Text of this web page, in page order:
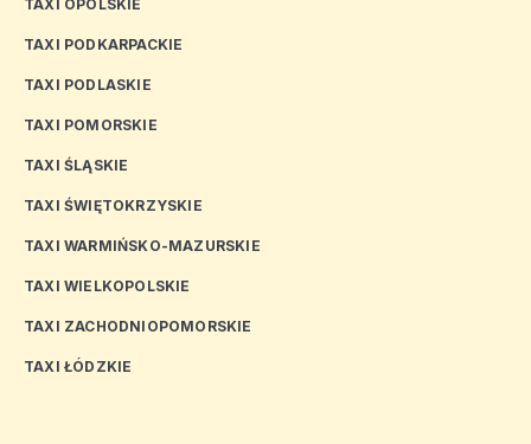
TAXI OPOLSKIE
TAXI PODKARPACKIE
TAXI PODLASKIE
TAXI POMORSKIE
TAXI ŚLĄSKIE
TAXI ŚWIĘTOKRZYSKIE
TAXI WARMIŃSKO-MAZURSKIE
TAXI WIELKOPOLSKIE
TAXI ZACHODNIOPOMORSKIE
TAXI ŁÓDZKIE